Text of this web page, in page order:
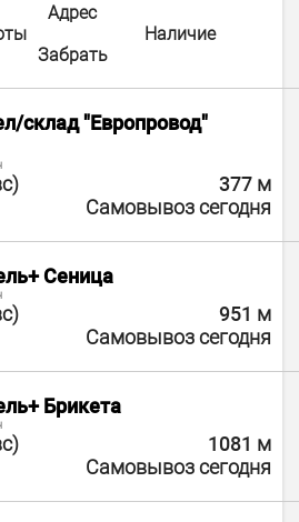
Адрес
Наличие
Забрать
cклад "Европровод"
377 м
Самовывоз сегодня
Сеница
951 м
Самовывоз сегодня
Брикета
1081 м
Самовывоз сегодня